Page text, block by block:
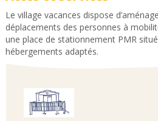
Le village vacances dispose
déplacements des personnes à
une place de stationnement PMR
hébergements adaptés.